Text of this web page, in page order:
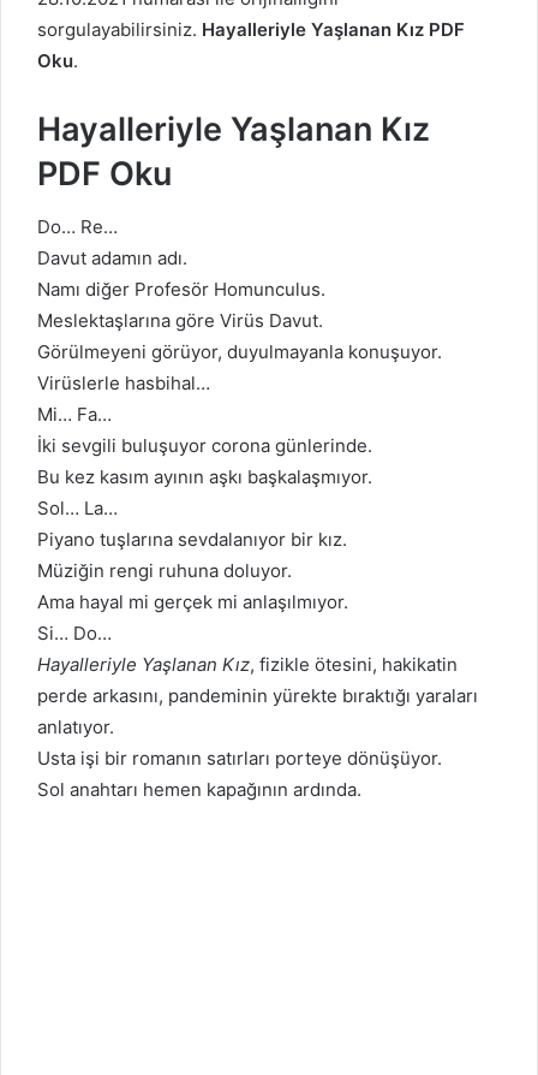
sorgulayabilirsiniz. Hayalleriyle Yaşlanan Kız PDF
Oku.
Hayalleriyle Yaşlanan Kız
PDF Oku
Do… Re…
Davut adamın adı.
Namı diğer Profesör Homunculus.
Meslektaşlarına göre Virüs Davut.
Görülmeyeni görüyor, duyulmayanla konuşuyor.
Virüslerle hasbihal…
Mi… Fa…
İki sevgili buluşuyor corona günlerinde.
Bu kez kasım ayının aşkı başkalaşmıyor.
Sol… La…
Piyano tuşlarına sevdalanıyor bir kız.
Müziğin rengi ruhuna doluyor.
Ama hayal mi gerçek mi anlaşılmıyor.
Si… Do…
Hayalleriyle Yaşlanan Kız, fizikle ötesini, hakikatin
perde arkasını, pandeminin yürekte bıraktığı yaraları
anlatıyor.
Usta işi bir romanın satırları porteye dönüşüyor.
Sol anahtarı hemen kapağının ardında.